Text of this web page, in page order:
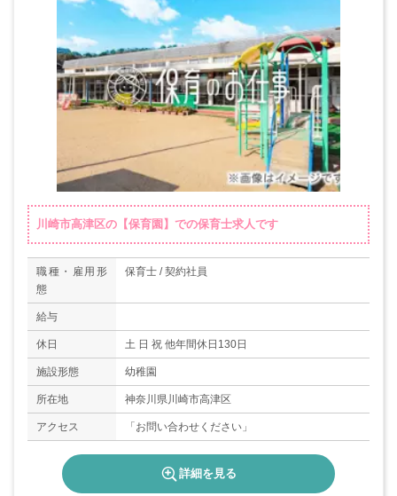
川崎市高津区の【保育園】での保育士求人です
職種・雇用形
態
保育士 / 契約社員
給与
休日 土 日 祝 他年間休日130日
施設形態 幼稚園
所在地 神奈川県川崎市高津区
アクセス 「お問い合わせください」
詳細を見る